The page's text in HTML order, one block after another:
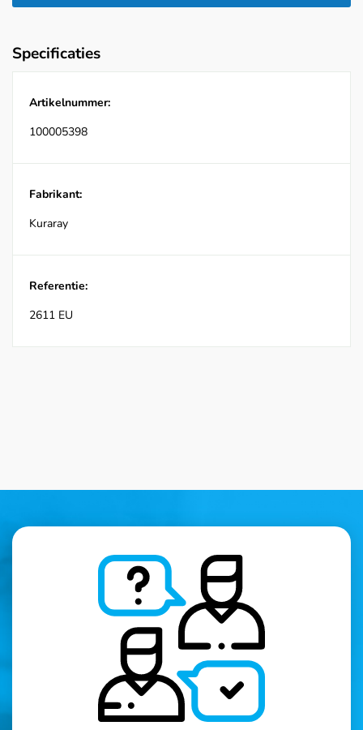
Specificaties
Artikelnummer:
100005398
Fabrikant:
Kuraray
Referentie:
2611 EU